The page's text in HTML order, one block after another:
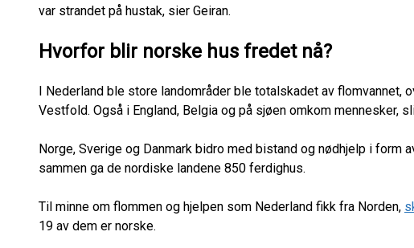
var strandet på hustak, sier Geiran.
Hvorfor blir norske hus fredet nå?
I Nederland ble store landområder ble totalskadet av flomvannet,
Vestfold. Også i England, Belgia og på sjøen omkom mennesker,
Norge, Sverige og Danmark bidro med bistand og nødhjelp i form
sammen ga de nordiske landene 850 ferdighus.
Til minne om flommen og hjelpen som Nederland fikk fra Norden,
19 av dem er norske.